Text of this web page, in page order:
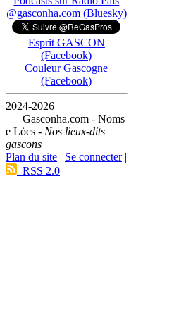
@gasconha.com (Bluesky)
Esprit GASCON
(Facebook)
Couleur Gascogne
(Facebook)
2024-2026
— Gasconha.com - Noms
e Lòcs - Nos lieux-dits
gascons
Plan du site | Se connecter|
RSS 2.0